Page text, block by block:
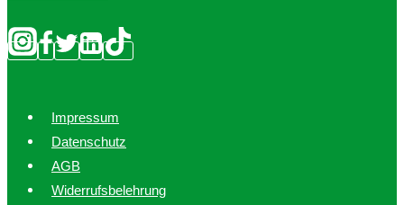
Impressum
Datenschutz
AGB
Widerrufsbelehrung